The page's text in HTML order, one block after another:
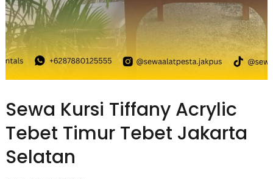
Sewa Kursi Tiffany Acrylic
Tebet Timur Tebet Jakarta
Selatan